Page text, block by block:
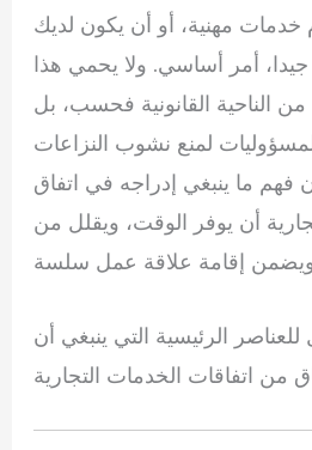
مهنية، أو أن يكون لديك
أمر أساسي. ولا يحمي هذا
من الناحية القانونية فحسب، بل
لمنع نشوب النزاعات
فهم ما ينبغي إدراجه في اتفاق
أن يوفر الوقت، ويقلل من
الرئيسية التي ينبغي أن